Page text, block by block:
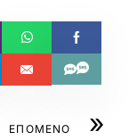
»
ΕΠΟΜΕΝΟ